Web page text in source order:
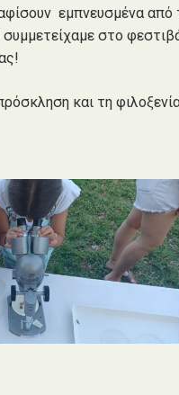
εμπνευσμένα από
στο
και τη